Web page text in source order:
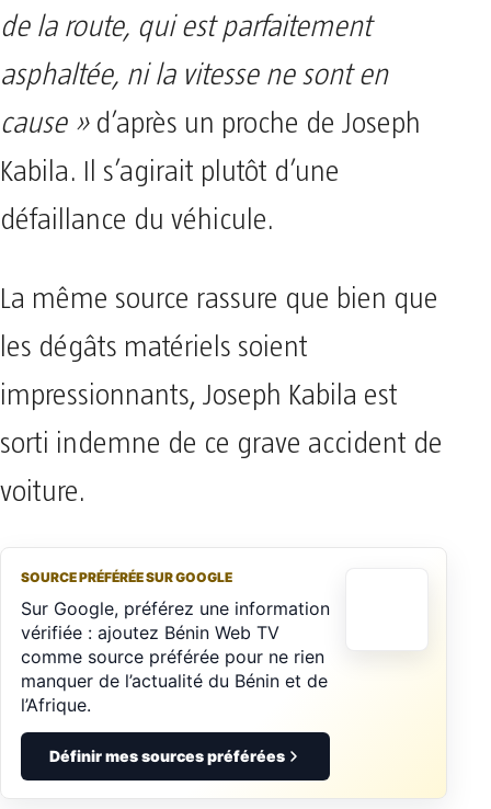
de la route, qui est parfaitement
asphaltée, ni la vitesse ne sont en
cause »d’après un proche de Joseph
Kabila. Il s’agirait plutôt d’une
défaillance du véhicule.
La même source rassure que bien que
les dégâts matériels soient
impressionnants, Joseph Kabila est
sorti indemne de ce grave accident de
voiture.
SOURCE PRÉFÉRÉE SUR GOOGLE
Sur Google, préférez une information
vérifiée : ajoutez Bénin Web TV
comme source préférée pour ne rien
manquer de l’actualité du Bénin et de
l’Afrique.
Définir mes sources préférées